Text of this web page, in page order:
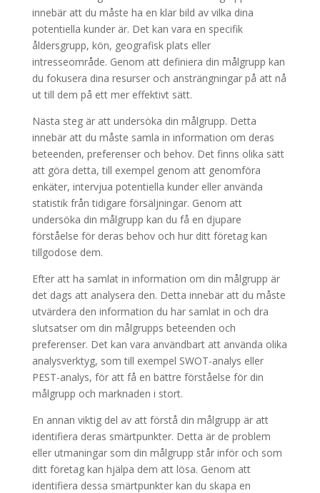
innebär att du måste ha en klar bild av vilka dina
potentiella kunder är. Det kan vara en specifik
åldersgrupp, kön, geografisk plats eller
intresseområde. Genom att definiera din målgrupp kan
du fokusera dina resurser och ansträngningar på att nå
ut till dem på ett mer effektivt sätt.
Nästa steg är att undersöka din målgrupp. Detta
innebär att du måste samla in information om deras
beteenden, preferenser och behov. Det finns olika sätt
att göra detta, till exempel genom att genomföra
enkäter, intervjua potentiella kunder eller använda
statistik från tidigare försäljningar. Genom att
undersöka din målgrupp kan du få en djupare
förståelse för deras behov och hur ditt företag kan
tillgodose dem.
Efter att ha samlat in information om din målgrupp är
det dags att analysera den. Detta innebär att du måste
utvärdera den information du har samlat in och dra
slutsatser om din målgrupps beteenden och
preferenser. Det kan vara användbart att använda olika
analysverktyg, som till exempel SWOT-analys eller
PEST-analys, för att få en bättre förståelse för din
målgrupp och marknaden i stort.
En annan viktig del av att förstå din målgrupp är att
identifiera deras smärtpunkter. Detta är de problem
eller utmaningar som din målgrupp står inför och som
ditt företag kan hjälpa dem att lösa. Genom att
identifiera dessa smärtpunkter kan du skapa en